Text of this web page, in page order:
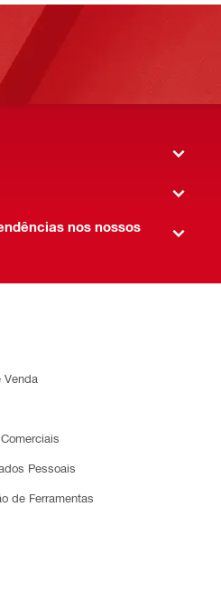
nos nossos
Venda
Pessoais
de Ferramentas